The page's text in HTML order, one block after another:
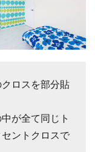
ロスを部分貼
が全て同じト
ントクロスで